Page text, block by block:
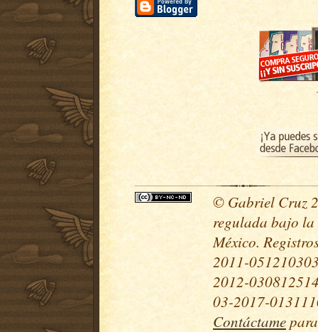
© Gabriel Cruz
regulada bajo la
México.
2011-
2012-
03-2017-
Contáctame